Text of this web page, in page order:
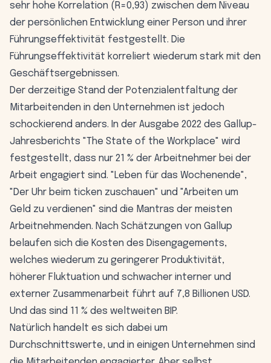
sehr hohe Korrelation (R=0,93) zwischen dem Niveau
der persönlichen Entwicklung einer Person und ihrer
Führungseffektivität festgestellt. Die
Führungseffektivität korreliert wiederum stark mit den
Geschäftsergebnissen.
Der derzeitige Stand der Potenzialentfaltung der
Mitarbeitenden in den Unternehmen ist jedoch
schockierend anders. In der Ausgabe 2022 des Gallup-
Jahresberichts "The State of the Workplace" wird
festgestellt, dass nur 21 % der Arbeitnehmer bei der
Arbeit engagiert sind. "Leben für das Wochenende",
"Der Uhr beim ticken zuschauen" und "Arbeiten um
Geld zu verdienen" sind die Mantras der meisten
Arbeitnehmenden. Nach Schätzungen von Gallup
belaufen sich die Kosten des Disengagements,
welches wiederum zu geringerer Produktivität,
höherer Fluktuation und schwacher interner und
externer Zusammenarbeit führt auf 7,8 Billionen USD.
Und das sind 11 % des weltweiten BIP.
Natürlich handelt es sich dabei um
Durchschnittswerte, und in einigen Unternehmen sind